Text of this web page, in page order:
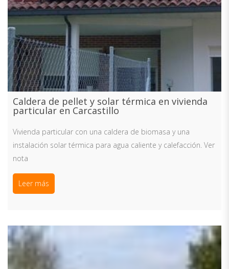
Caldera de pellet y solar térmica en vivienda
particular en Carcastillo
Vivienda particular con una caldera de biomasa y una
instalación solar térmica para agua caliente y calefacción. Ver
nota
Leer más